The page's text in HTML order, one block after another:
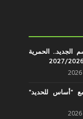
الجديد.. الحمرية
"أساس للحديد"